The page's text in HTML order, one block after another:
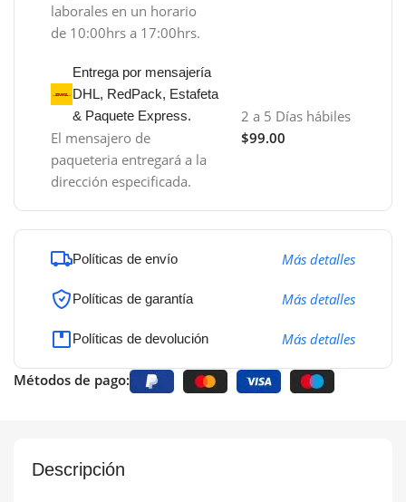
laborales en un horario
de 10:00hrs a 17:00hrs.
Entrega por mensajería
DHL, RedPack, Estafeta
& Paquete Express.
El mensajero de
paqueteria entregará a la
dirección especificada.
2 a 5 Días hábiles
$99.00
Políticas de envío Más detalles
Políticas de garantía Más detalles
Políticas de devolución Más detalles
Métodos de pago:
Descripción